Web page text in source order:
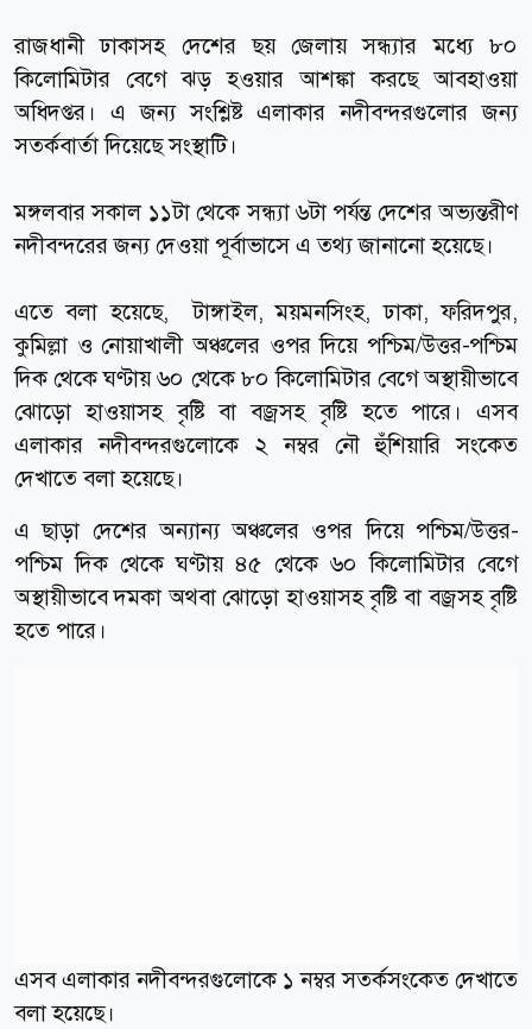
রাজধানী ঢাকাসহ দেশের ছয় জেলায় সন্ধ্যার মধ্যে ৮০
কিলোমিটার বেগে ঝড় হওয়ার আশঙ্কা করছে আবহাওয়া
অধিদপ্তর। এ জন্য সংশ্লিষ্ট এলাকার নদীবন্দরগুলোর জন্য
সতর্কবার্তা দিয়েছে সংস্থাটি।
মঙ্গলবার সকাল ১১টা থেকে সন্ধ্যা ৬টা পর্যন্ত দেশের অভ্যন্তরীণ
নদীবন্দরের জন্য দেওয়া পূর্বাভাসে এ তথ্য জানানো হয়েছে।
এতে বলা হয়েছে, টাঙ্গাইল, ময়মনসিংহ, ঢাকা, ফরিদপুর,
কুমিল্লা ও নোয়াখালী অঞ্চলের ওপর দিয়ে পশ্চিম/উত্তর-পশ্চিম
দিক থেকে ঘণ্টায় ৬০ থেকে ৮০ কিলোমিটার বেগে অস্থায়ীভাবে
ঝোড়ো হাওয়াসহ বৃষ্টি বা বজ্রসহ বৃষ্টি হতে পারে। এসব
এলাকার নদীবন্দরগুলোকে ২ নম্বর নৌ হুঁশিয়ারি সংকেত
দেখাতে বলা হয়েছে।
এ ছাড়া দেশের অন্যান্য অঞ্চলের ওপর দিয়ে পশ্চিম/উত্তর-
পশ্চিম দিক থেকে ঘণ্টায় ৪৫ থেকে ৬০ কিলোমিটার বেগে
অস্থায়ীভাবে দমকা অথবা ঝোড়ো হাওয়াসহ বৃষ্টি বা বজ্রসহ বৃষ্টি
হতে পারে।
এসব এলাকার নদীবন্দরগুলোকে ১ নম্বর সতর্কসংকেত দেখাতে
বলা হয়েছে।